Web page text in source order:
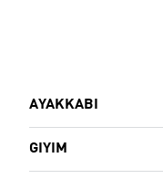
AYAKKABI
GIYIM